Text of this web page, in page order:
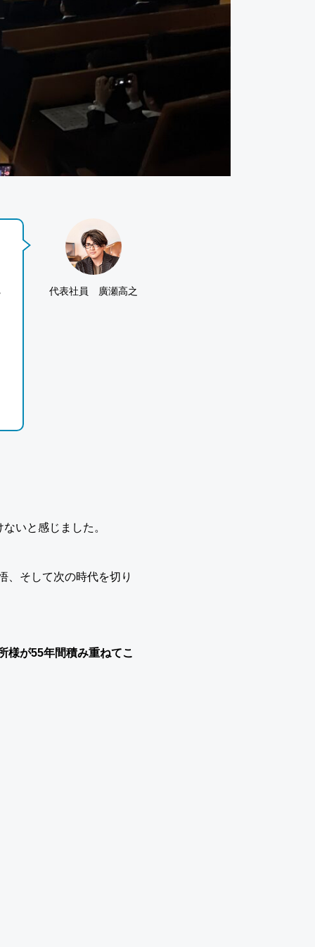
代表社員 廣瀬高之
いと感じました。
、そして次の時代を切り
様が55年間積み重ねてこ